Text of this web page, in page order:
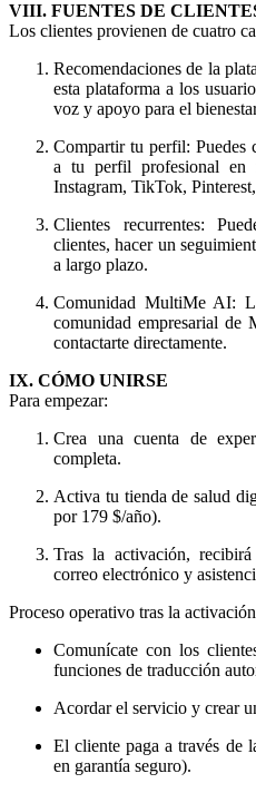
VIII. FUENTES DE
Los clientes provienen de cuatro
Recomendaciones de la
esta plataforma a los
voz y apoyo para el
Compartir tu perfil: Puedes
a tu perfil profesional en
Instagram, TikTok,
Clientes recurrentes:
clientes, hacer un
a largo plazo.
Comunidad MultiMe AI:
comunidad empresarial de
contactarte directamente.
IX. CÓMO UNIRSE
Para empezar:
Crea una cuenta de
completa.
Activa tu tienda de salud
por 179 $/año).
Tras la activación,
correo electrónico y
Proceso operativo tras la
Comunícate con los
funciones de traducción
Acordar el servicio y crear
El cliente paga a través de
en garantía seguro).